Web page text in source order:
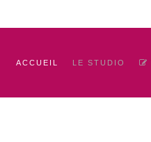
ACCUEIL LE STUDIO